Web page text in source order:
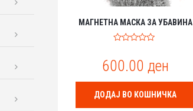
МАГНЕТНА МАСКА ЗА УБАВИНА
u
t
5
600.00 ден
ДОДАЈ ВО КОШНИЧКА